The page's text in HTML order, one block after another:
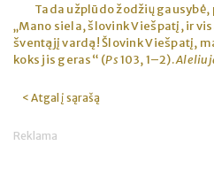
Tada užplūdo žodžių
„Mano siela, šlovink Viešpatį, ir
šventąjį vardą! Šlovink Viešpatį,
koks jis geras“ (Ps103, 1–2).
< Atgal į sąrašą
Reklama